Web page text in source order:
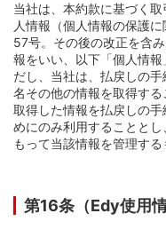
当社は、本約款に基づく
人情報（個人情報の保護
57号。その後の改正を含
報をいい、以下「個人情
だし、当社は、払戻しの
名その他の情報を取得する
取得した情報を払戻しの
めにのみ利用することと
もって当該情報を管理する
第16条（Edy使用